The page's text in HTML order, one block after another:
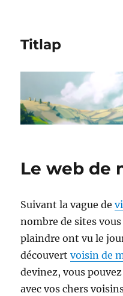
Titlap
Le web de
Suivant la vague de
nombre de sites
plaindre ont vu le
découvertvoisin de
devinez, vous
avec vos chers